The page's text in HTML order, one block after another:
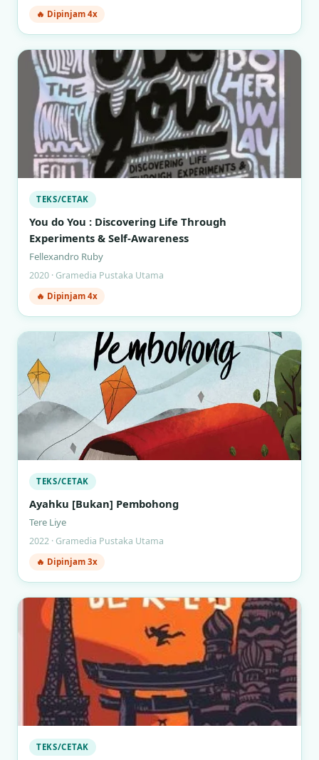
🔥 Dipinjam 4x
TEKS/CETAK
You do You : Discovering Life Through
Experiments & Self-Awareness
Fellexandro Ruby
2020 · Gramedia Pustaka Utama
🔥 Dipinjam 4x
TEKS/CETAK
Ayahku [Bukan] Pembohong
Tere Liye
2022 · Gramedia Pustaka Utama
🔥 Dipinjam 3x
TEKS/CETAK